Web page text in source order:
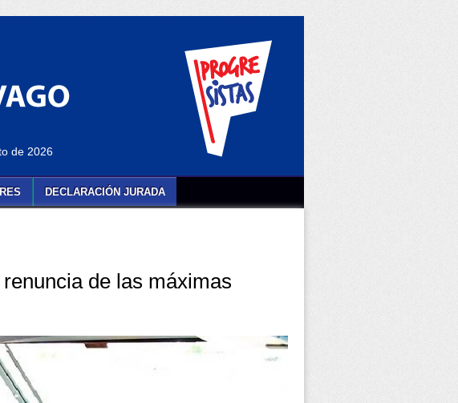
DECLARACIÓN JURADA
de 2026
de las máximas